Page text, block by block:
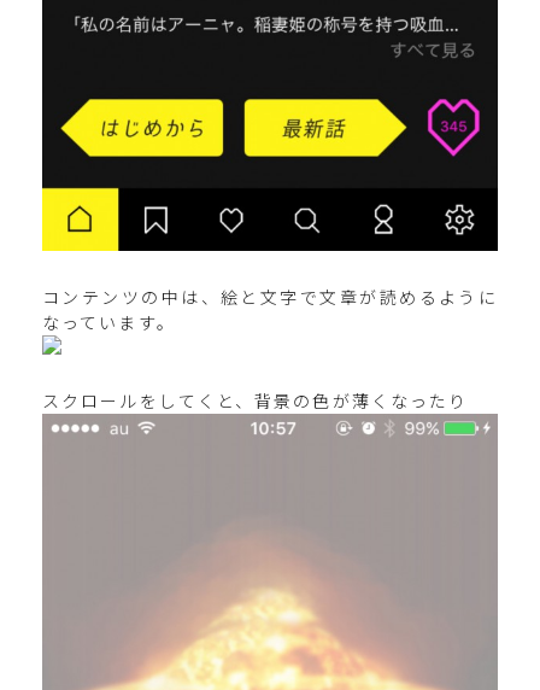
コンテンツの中は、絵と文字で文章が読めるように
なっています。
スクロールをしてくと、背景の色が薄くなったり